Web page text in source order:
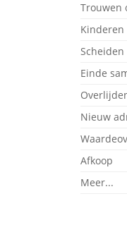
Trouwen
Kinderen
Scheiden
Einde
Nieuw
Afkoop
Meer...